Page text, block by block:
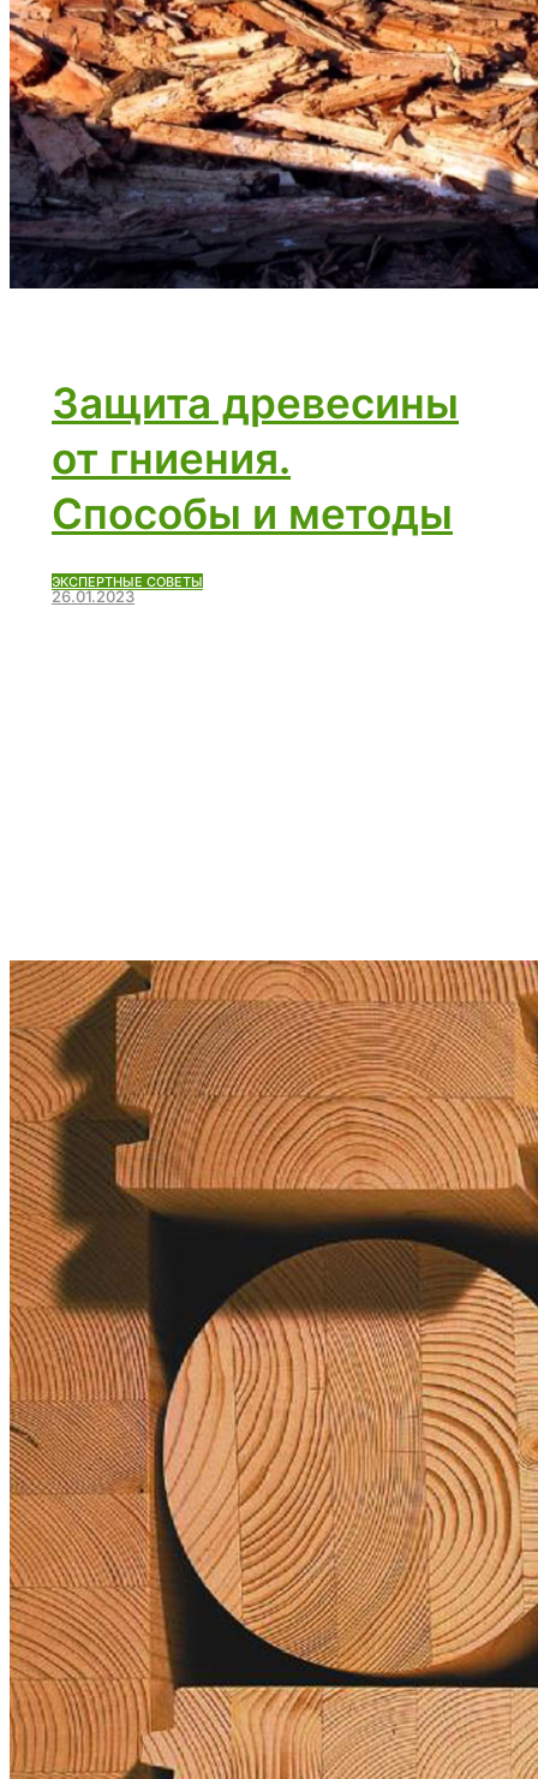
Защита древесины
от гниения.
Способы и методы
ЭКСПЕРТНЫЕ СОВЕТЫ
26.01.2023